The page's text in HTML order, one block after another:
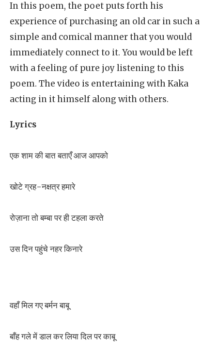
In this poem, the poet puts forth his
experience of purchasing an old car in such a
simple and comical manner that you would
immediately connect to it. You would be left
with a feeling of pure joy listening to this
poem. The video is entertaining with Kaka
acting in it himself along with others.
Lyrics
एक शाम की बात बताएँ आज आपको
खोटे ग्रह-नक्षत्र हमारे
रोज़ाना तो बम्बा पर ही टहला करते
उस दिन पहुंचे नहर किनारे
वहाँ मिल गए बर्मन बाबू
बाँह गले में डाल कर लिया दिल पर काबू